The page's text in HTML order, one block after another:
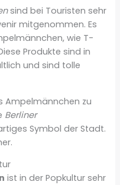
sind bei Touristen sehr
mitgenommen. Es
wie T-
Produkte sind in
und sind tolle
Ampelmännchen zu
Berliner
Symbol der Stadt.
ist in der Popkultur sehr